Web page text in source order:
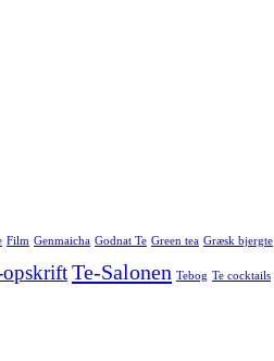
Film Genmaicha Godnat Te Green tea Græsk bjergte
opskriftTe-Salonen Tebog Te cocktails